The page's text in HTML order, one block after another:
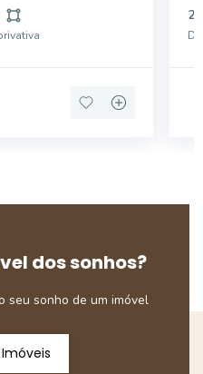
de serviço e l
2
dos sonhos?
seu sonho de um imóvel